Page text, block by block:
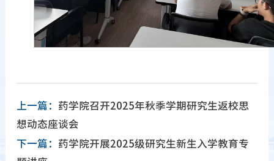
上一篇： 药学院召开2025年秋季学期研究生返校思
想动态座谈会
下一篇： 药学院开展2025级研究生新生入学教育专